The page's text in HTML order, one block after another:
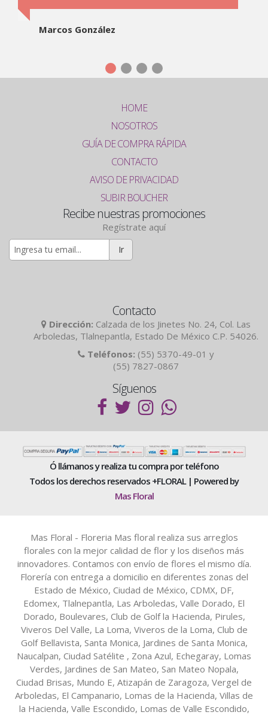
Marcos González
HOME
NOSOTROS
GUÍA DE COMPRA RÁPIDA
CONTACTO
AVISO DE PRIVACIDAD
SUBIR BOUCHER
Recibe nuestras promociones
Regístrate aquí
Ir
Contacto
Dirección: Calzada de los Jinetes No. 24, Col. Las
Arboledas, Tlalnepantla, Estado De México C.P. 54026.
Teléfonos: (55) 5370-49-01 y
(55) 7827-0867
Síguenos
Ó llámanos y realiza tu compra por teléfono
Todos los derechos reservados +FLORAL | Powered by
Mas Floral
Mas Floral - Floreria Mas floral realiza sus arreglos
florales con la mejor calidad de flor y los diseños más
innovadores. Contamos con envío de flores el mismo día.
Florería con entrega a domicilio en diferentes zonas del
Estado de México, Ciudad de México, CDMX, DF,
Edomex, Tlalnepantla, Las Arboledas, Valle Dorado, El
Dorado, Boulevares, Club de Golf la Hacienda, Pirules,
Viveros Del Valle, La Loma, Viveros de la Loma, Club de
Golf Bellavista, Santa Monica, Jardines de Santa Monica,
Naucalpan, Ciudad Satélite , Zona Azul, Echegaray, Lomas
Verdes, Jardines de San Mateo, San Mateo Nopala,
Ciudad Brisas, Mundo E, Atizapán de Zaragoza, Vergel de
Arboledas, El Campanario, Lomas de la Hacienda, Villas de
la Hacienda, Valle Escondido, Lomas de Valle Escondido,